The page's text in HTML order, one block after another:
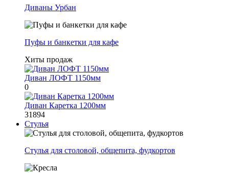
Диваны Урбан
Пуфы и банкетки для кафе
Хиты продаж
Диван ЛОФТ 1150мм
0
Диван Каретка 1200мм
31894
Стулья
Стулья для столовой, общепита, фудкортов